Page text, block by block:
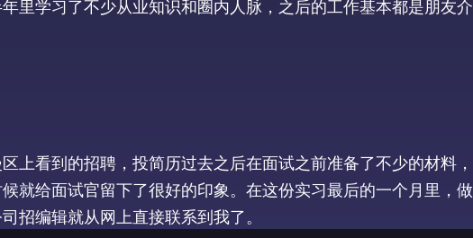
里学习了不少从业知识和圈内人脉，之后的工作基本都是朋友介
上看到的招聘，投简历过去之后在面试之前准备了不少的材料，
就给面试官留下了很好的印象。在这份实习最后的一个月里，做
招编辑就从网上直接联系到我了。